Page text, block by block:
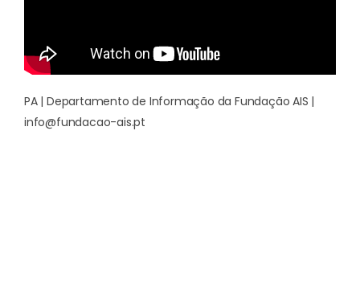
PA | Departamento de Informação da Fundação AIS |
info@fundacao-ais.pt